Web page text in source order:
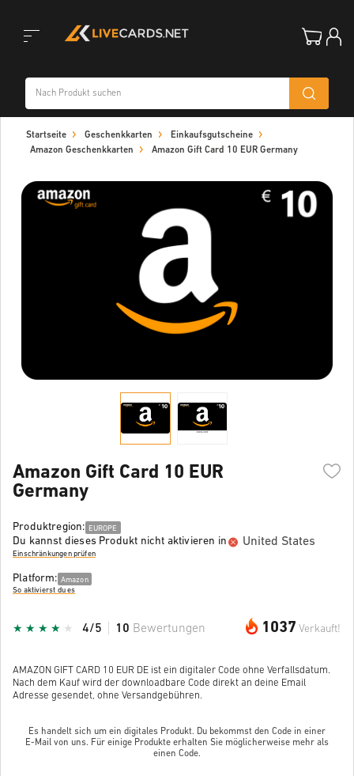
navigation
Startseite Geschenkkarten
Einkaufsgutscheine
Amazon Geschenkkarten
Amazon Gift Card 10 EUR Germany
Amazon Gift Card 10 EUR
Germany
Produktregion: EUROPE
Du kannst dieses Produkt nicht aktivieren in United States
Einschränkungen prüfen
Platform: Amazon
So aktivierst du es
1037 Verkauft!
4/5 10 Bewertungen
AMAZON GIFT CARD 10 EUR DE ist ein digitaler Code ohne Verfallsdatum.
Nach dem Kauf wird der downloadbare Code direkt an deine Email
Adresse gesendet, ohne Versandgebühren.
Es handelt sich um ein digitales Produkt. Du bekommst den Code in einer
E-Mail von uns. Für einige Produkte erhalten Sie möglicherweise mehr als
einen Code.